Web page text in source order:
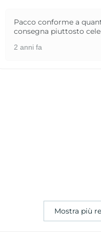
Pacco conforme a
consegna piuttosto
2 anni fa
Mostra più